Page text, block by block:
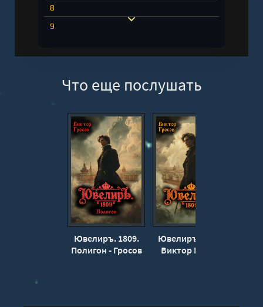
8
9
Что еще послушать
Ювелиръ. 1809.
Полигон - Гросов
Ювелиръ. 1809 -
Виктор Гросов